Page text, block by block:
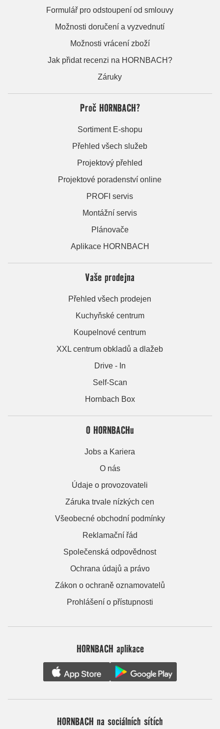
Formulář pro odstoupení od smlouvy
Možnosti doručení a vyzvednutí
Možnosti vrácení zboží
Jak přidat recenzi na HORNBACH?
Záruky
Proč HORNBACH?
Sortiment E-shopu
Přehled všech služeb
Projektový přehled
Projektové poradenství online
PROFI servis
Montážní servis
Plánovače
Aplikace HORNBACH
Vaše prodejna
Přehled všech prodejen
Kuchyňské centrum
Koupelnové centrum
XXL centrum obkladů a dlažeb
Drive - In
Self-Scan
Hornbach Box
O HORNBACHu
Jobs a Kariera
O nás
Údaje o provozovateli
Záruka trvale nízkých cen
Všeobecné obchodní podmínky
Reklamační řád
Společenská odpovědnost
Ochrana údajů a právo
Zákon o ochraně oznamovatelů
Prohlášení o přístupnosti
HORNBACH aplikace
HORNBACH na sociálních sítích